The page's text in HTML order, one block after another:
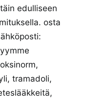
edulliseen
osta
tramadoli,